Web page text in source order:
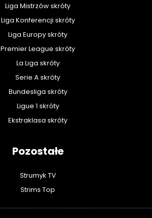
Liga Mistrzów skróty
Liga Konferencji skróty
Liga Europy skróty
Premier League skróty
La Liga skróty
Serie A skróty
Bundesliga skróty
Ligue 1 skróty
Ekstraklasa skróty
Pozostałe
Strumyk TV
Strims Top